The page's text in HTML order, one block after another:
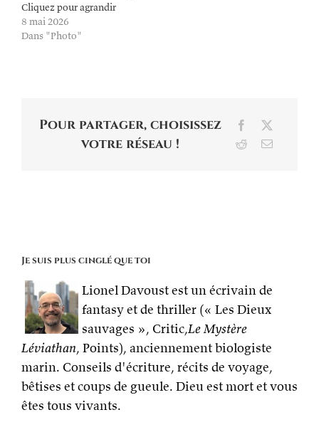
Cliquez pour agrandir
8 mai 2026
Dans "Photo"
Pour partager, choisissez
votre réseau !
Facebook
RedditEmail
Je suis plus cinglé que toi
Lionel Davoust est un écrivain de
fantasy et de thriller (« Les Dieux
sauvages », Critic,Le Mystère
Léviathan, Points), anciennement biologiste
marin. Conseils d'écriture, récits de voyage,
bêtises et coups de gueule. Dieu est mort et vous
êtes tous vivants.